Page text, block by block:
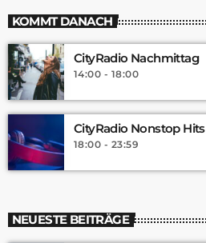
KOMMT DANACH
CityRadio Nachmittag
14:00 - 18:00
CityRadio Nonstop Hits
18:00 - 23:59
NEUESTE BEITRÄGE